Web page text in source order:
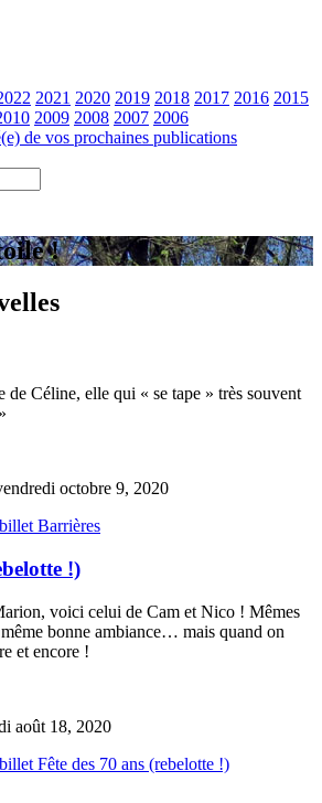
2021 2020 2019 2018 2017 2016 2015
2009 2008 2007 2006
de vos prochaines publications
!
de Céline, elle qui « se tape » très souvent
octobre 9, 2020
!)
voici celui de Cam et Nico ! Mêmes
bonne ambiance… mais quand on
et encore !
août 18, 2020